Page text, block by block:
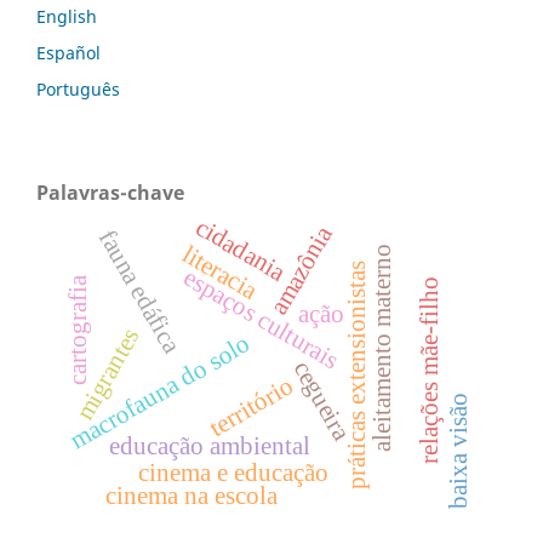
English
Español
Português
Palavras-chave
espaços culturaispráticas extensionistas
amazônia
macrofauna do solo
fauna edáfica
educação ambiental
cinema e educação
cinema na escola
território aleitamento maternorelações mãe-filho
migrantes cegueira baixa visão
literacia
ação
cidadania
cartografia